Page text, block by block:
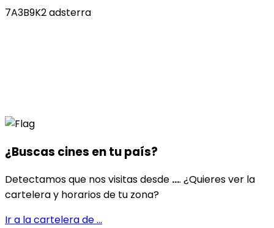
7A3B9K2 adsterra
¿Buscas cines entu país?
Detectamos que nos visitas desde .... ¿Quieres ver la
cartelera y horarios de tu zona?
Ir a la cartelera de...